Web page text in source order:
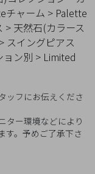
チャーム > Palette
> 天然石(カラース
> スイングピアス
ョン別 > Limited
ッフにお伝えくださ
ター環境などにより
す。予めご了承下さ